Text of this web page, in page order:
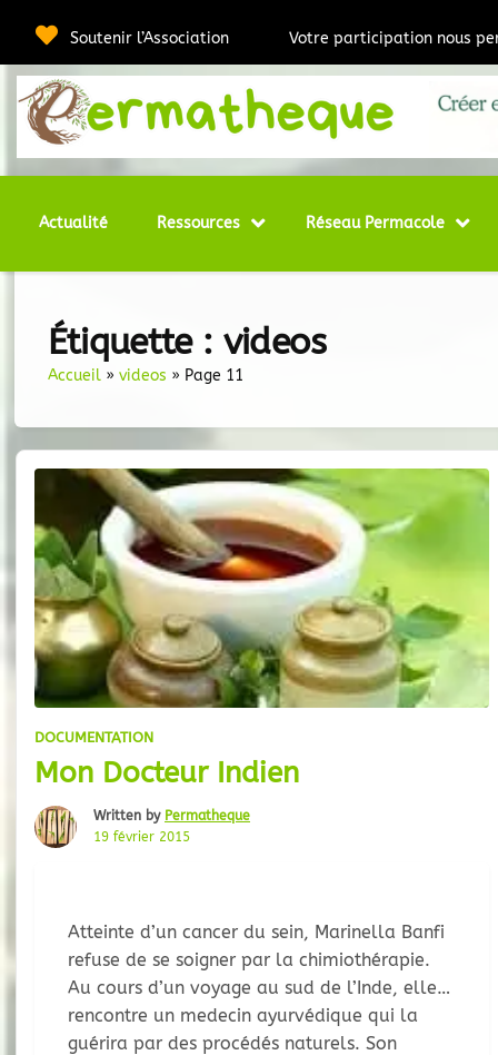
Soutenir l’Association Votre participation nous
Actualité Ressources Réseau Permacole
Étiquette : videos
Accueil »videos » Page 11
DOCUMENTATION
Mon Docteur Indien
Written by Permatheque
19 février 2015
Atteinte d’un cancer du sein, Marinella Banfi
refuse de se soigner par la chimiothérapie.
Au cours d’un voyage au sud de l’Inde, elle
rencontre un medecin ayurvédique qui la
guérira par des procédés naturels. Son